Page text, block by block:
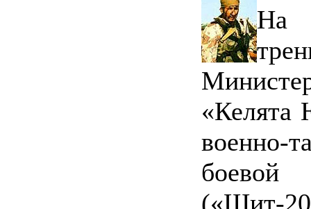
На
«Келята
военно-
боевой
(«Щит-